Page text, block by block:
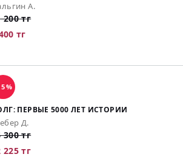
А.
200 тг
тг
ПЕРВЫЕ 5000 ЛЕТ ИСТОРИИ
Д.
300 тг
225 тг